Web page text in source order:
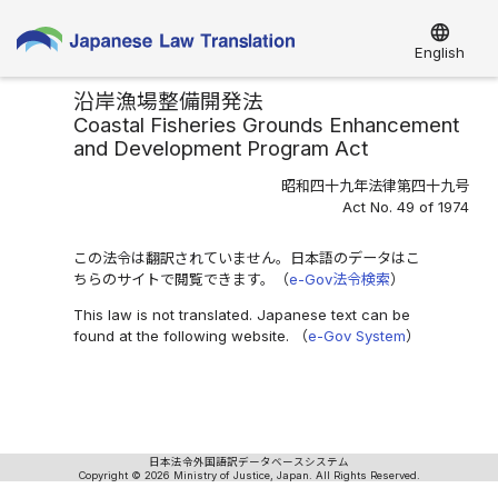
language
English
沿岸漁場整備開発法
Coastal Fisheries Grounds Enhancement
and Development Program Act
昭和四十九年法律第四十九号
Act No. 49 of 1974
この法令は翻訳されていません。日本語のデータはこ
ちらのサイトで閲覧できます。（e-Gov法令検索）
This law is not translated. Japanese text can be
found at the following website. （e-Gov System）
日本法令外国語訳データベースシステム
Copyright © 2026 Ministry of Justice, Japan. All Rights Reserved.